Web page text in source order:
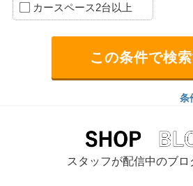
カースペース2台以上
条
スタッフが配信中のブロ